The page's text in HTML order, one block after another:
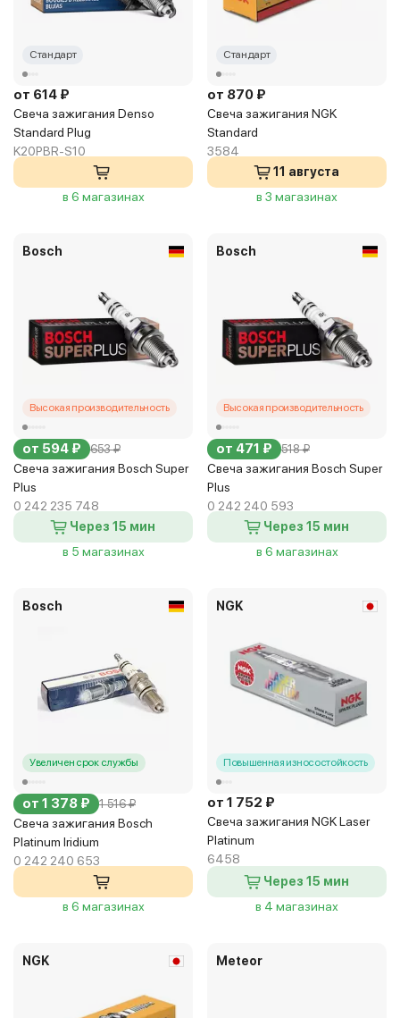
Стандарт
от 614 ₽
Свеча зажигания Denso
Standard Plug
K20PBR-S10
в 6 магазинах
Стандарт
от 870 ₽
Свеча зажигания NGK
Standard
3584
11 августа
в 3 магазинах
Bosch
Высокая производительность
от 594 ₽ 653 ₽
Свеча зажигания Bosch Super
Plus
0 242 235 748
Через 15 мин
в 5 магазинах
Bosch
Высокая производительность
от 471 ₽ 518 ₽
Свеча зажигания Bosch Super
Plus
0 242 240 593
Через 15 мин
в 6 магазинах
Bosch
Увеличен срок службы
от 1 378 ₽ 1 516 ₽
Свеча зажигания Bosch
Platinum Iridium
0 242 240 653
в 6 магазинах
NGK
Повышенная износостойкость
от 1 752 ₽
Свеча зажигания NGK Laser
Platinum
6458
Через 15 мин
в 4 магазинах
NGK Meteor